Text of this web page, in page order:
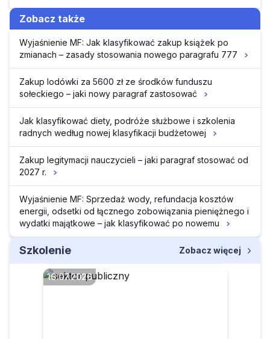
Zobacz także
Wyjaśnienie MF: Jak klasyfikować zakup książek po
zmianach – zasady stosowania nowego paragrafu 777
Zakup lodówki za 5600 zł ze środków funduszu
sołeckiego – jaki nowy paragraf zastosować
Jak klasyfikować diety, podróże służbowe i szkolenia
radnych według nowej klasyfikacji budżetowej
Zakup legitymacji nauczycieli – jaki paragraf stosować od
2027 r.
Wyjaśnienie MF: Sprzedaż wody, refundacja kosztów
energii, odsetki od łącznego zobowiązania pieniężnego i
wydatki majątkowe – jak klasyfikować po nowemu
Szkolenie Zobacz więcej
16.07.2026